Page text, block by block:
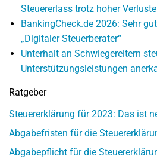
Steuererlass trotz hoher
BankingCheck.de 2026: Sehr
„Digitaler Steuerberater“
Unterhalt an Schwiegereltern
Unterstützungsleistungen
Ratgeber
Steuererklärung für 2023: Das ist
Abgabefristen für die
Abgabepflicht für die